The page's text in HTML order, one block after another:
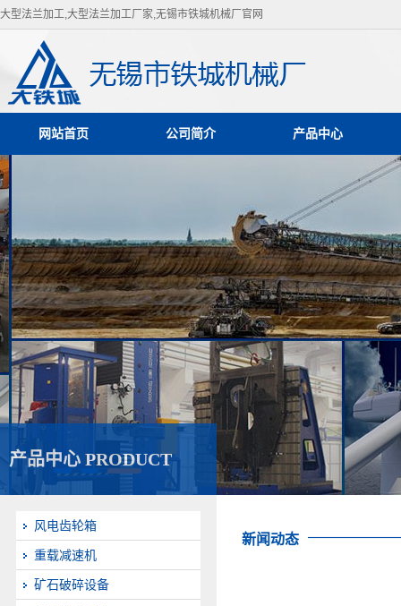
大型法兰加工,大型法兰加工厂家,无锡市铁城机械厂官网
网站首页 公司简介 产品中心
产品中心 PRODUCT
风电齿轮箱
重载减速机
矿石破碎设备
新闻动态